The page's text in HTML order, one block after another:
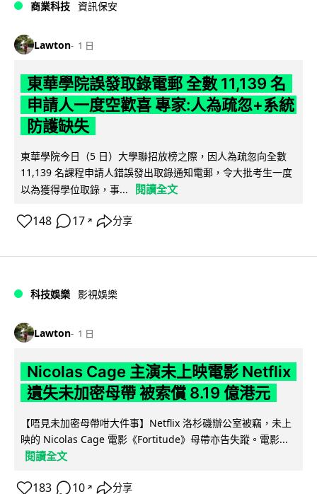
商業科技 資訊保安
Lawton 1 日
東華學院誤發取錄電郵 全數 11,139 名
申請人一度空歡喜 專家:人為疏忽+系統
防護缺失
東華學院今日（5 日）大學聯招放榜之際，因人為疏忽向全數
11,139 名課程申請人錯誤發出取錄通知電郵，令大批考生一度
以為獲得學位取錄，事...
閱讀全文
148 17 ↗ 分享
科技娛樂 影視娛樂
Lawton 1 日
Nicolas Cage 主演未上映電影 Netflix
遺失未加密母帶 被索償 8.19 億港元
【唔見未加密母帶咁大件事】Netflix 洛杉磯辦公室被竊，未上
映的 Nicolas Cage 電影《Fortitude》母帶亦告失蹤。電影...
閱讀全文
183 10 ↗ 分享